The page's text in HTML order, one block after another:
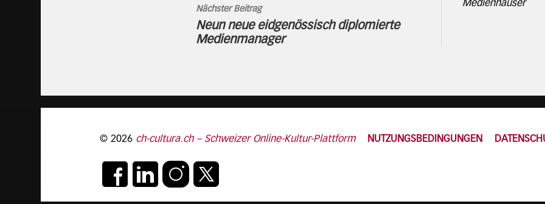
Medienhäuser
Nächster Beitrag
Neun neue eidgenössisch diplomierte
Medienmanager
© 2026 ch-cultura.ch – Schweizer Online-Kultur-Plattform NUTZUNGSBEDINGUNGEN